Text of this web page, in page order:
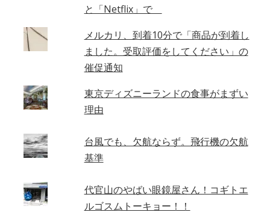
と「Netflix」で
メルカリ、到着10分で「商品が到着し
ました。受取評価をしてください」の
催促通知
東京ディズニーランドの食事がまずい
理由
台風でも、欠航ならず。飛行機の欠航
基準
代官山のやばい眼鏡屋さん！コギトエ
ルゴスムトーキョー！！